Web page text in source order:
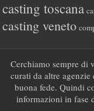
casting toscana
casting veneto
Cerchiamo sempre di
curati da altre
buona fede. Quindi
informazioni in fase